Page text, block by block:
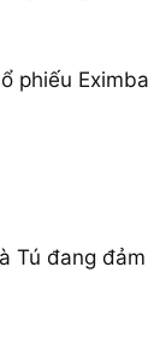
phiếu
Tú đang